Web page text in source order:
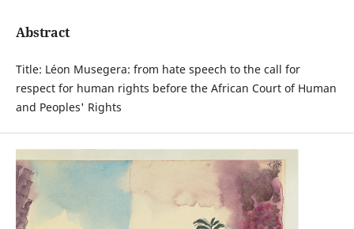
Abstract
Title: Léon Musegera: from hate speech to the call for
respect for human rights before the African Court of Human
and Peoples' Rights